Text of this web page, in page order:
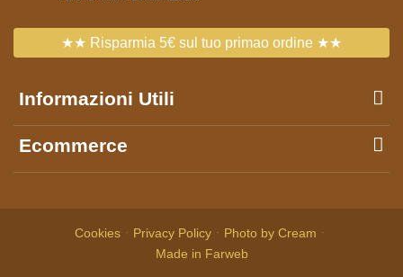
★★ Risparmia 5€ sul tuo primao ordine ★★
Informazioni Utili
Ecommerce
Cookies Privacy Policy
Photo by Cream
Made in Farweb